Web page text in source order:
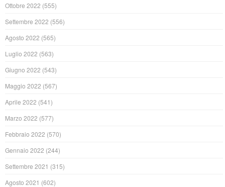
Ottobre 2022 (555)
Settembre 2022 (556)
Agosto 2022 (565)
Luglio 2022 (563)
Giugno 2022 (543)
Maggio 2022 (567)
Aprile 2022 (541)
Marzo 2022 (577)
Febbraio 2022 (570)
Gennaio 2022 (244)
Settembre 2021 (315)
Agosto 2021 (602)